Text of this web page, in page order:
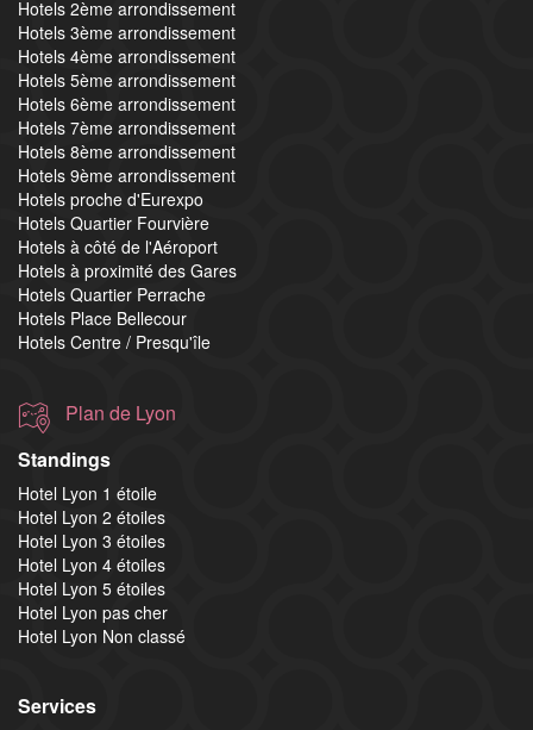
Hotels 2ème arrondissement
Hotels 3ème arrondissement
Hotels 4ème arrondissement
Hotels 5ème arrondissement
Hotels 6ème arrondissement
Hotels 7ème arrondissement
Hotels 8ème arrondissement
Hotels 9ème arrondissement
Hotels proche d'Eurexpo
Hotels Quartier Fourvière
Hotels à côté de l'Aéroport
Hotels à proximité des Gares
Hotels Quartier Perrache
Hotels Place Bellecour
Hotels Centre / Presqu'île
Plan de Lyon
Standings
Hotel Lyon 1 étoile
Hotel Lyon 2 étoiles
Hotel Lyon 3 étoiles
Hotel Lyon 4 étoiles
Hotel Lyon 5 étoiles
Hotel Lyon pas cher
Hotel Lyon Non classé
Services